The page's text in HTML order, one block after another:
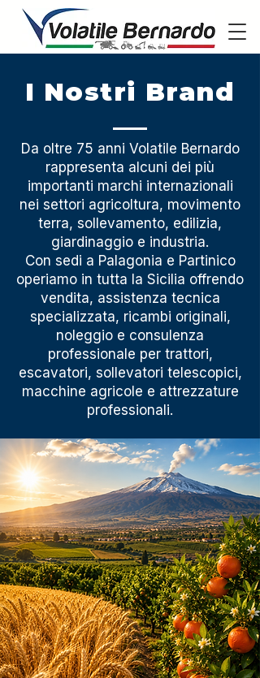
I Nostri Brand
Da oltre 75 anni Volatile Bernardo
rappresenta alcuni dei più
importanti marchi internazionali
nei settori agricoltura, movimento
terra, sollevamento, edilizia,
giardinaggio e industria.
Con sedi a Palagonia e Partinico
operiamo in tutta la Sicilia offrendo
vendita, assistenza tecnica
specializzata, ricambi originali,
noleggio e consulenza
professionale per trattori,
escavatori, sollevatori telescopici,
macchine agricole e attrezzature
professionali.